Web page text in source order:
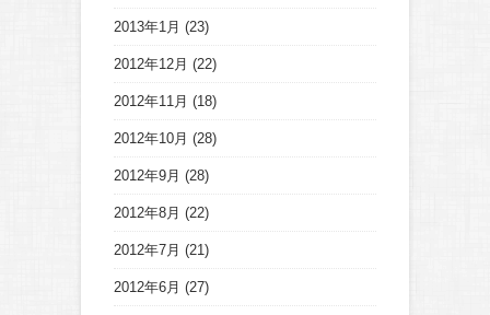
2013年1月 (23)
2012年12月 (22)
2012年11月 (18)
2012年10月 (28)
2012年9月 (28)
2012年8月 (22)
2012年7月 (21)
2012年6月 (27)